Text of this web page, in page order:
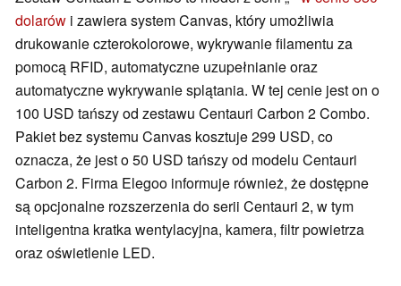
dolarów i zawiera system Canvas, który umożliwia
drukowanie czterokolorowe, wykrywanie filamentu za
pomocą RFID, automatyczne uzupełnianie oraz
automatyczne wykrywanie splątania. W tej cenie jest on o
100 USD tańszy od zestawu Centauri Carbon 2 Combo.
Pakiet bez systemu Canvas kosztuje 299 USD, co
oznacza, że jest o 50 USD tańszy od modelu Centauri
Carbon 2. Firma Elegoo informuje również, że dostępne
są opcjonalne rozszerzenia do serii Centauri 2, w tym
inteligentna kratka wentylacyjna, kamera, filtr powietrza
oraz oświetlenie LED.